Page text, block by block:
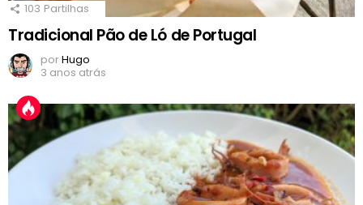
103 Partilhas
Tradicional Pão de Ló de Portugal
porHugo
3 anos atrás